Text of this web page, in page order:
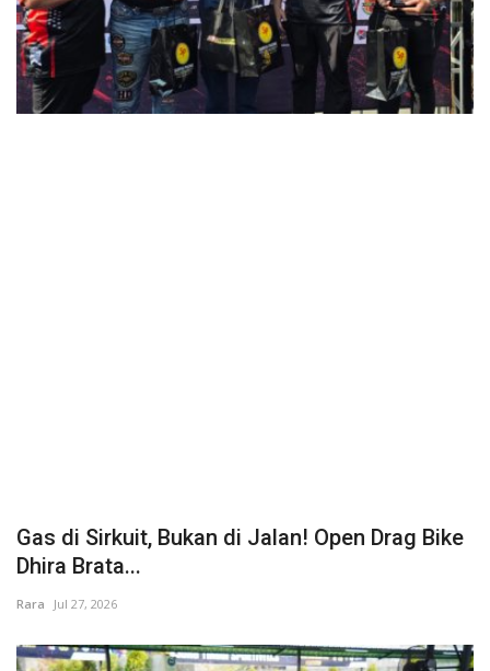
Kepri
BISNIS
Gas di Sirkuit, Bukan di Jalan! Open Drag Bike
Dhira Brata...
Rara Jul 27, 2026